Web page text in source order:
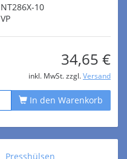
NT286X-10
VP
34,65 €
inkl. MwSt. zzgl. Versand
In den Warenkorb
Presshülsen